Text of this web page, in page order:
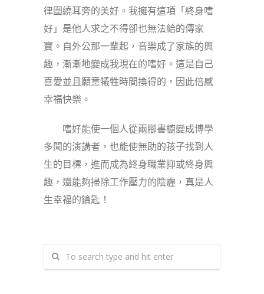
律圍繞耳旁的美好。我擁有這項「終身嗜
好」是他人求之不得卻也無法給的傳家
寶。自外公那一輩起，音樂成了家族的興
趣，漸漸地變成我現在的嗜好。這是自己
喜愛並且願意犧牲時間換得的，因此倍感
幸福快樂。
嗜好能使一個人從兩腳書櫥變成博學
多聞的演講者，也能使無助的孩子找到人
生的目標，進而成為終身職業抑或終身興
趣，還能夠掃除工作壓力的陰霾，真是人
生幸福的鑰匙！